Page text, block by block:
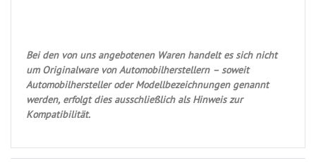
Bei den von uns angebotenen Waren handelt es sich nicht
um Originalware von Automobilherstellern – soweit
Automobilhersteller oder Modellbezeichnungen genannt
werden, erfolgt dies ausschließlich als Hinweis zur
Kompatibilität.